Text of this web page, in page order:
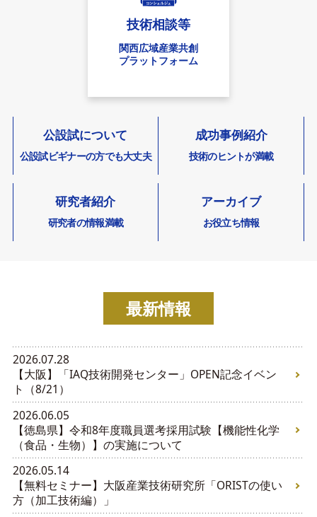
技術相談等
関西広域産業共創
プラットフォーム
公設試について
公設試ビギナーの方でも大丈夫
成功事例紹介
技術のヒントが満載
研究者紹介
研究者の情報満載
アーカイブ
お役立ち情報
最新情報
2026.07.28
【大阪】「IAQ技術開発センター」OPEN記念イベン
ト（8/21）
2026.06.05
【徳島県】令和8年度職員選考採用試験【機能性化学
（食品・生物）】の実施について
2026.05.14
【無料セミナー】大阪産業技術研究所「ORISTの使い
方（加工技術編）」